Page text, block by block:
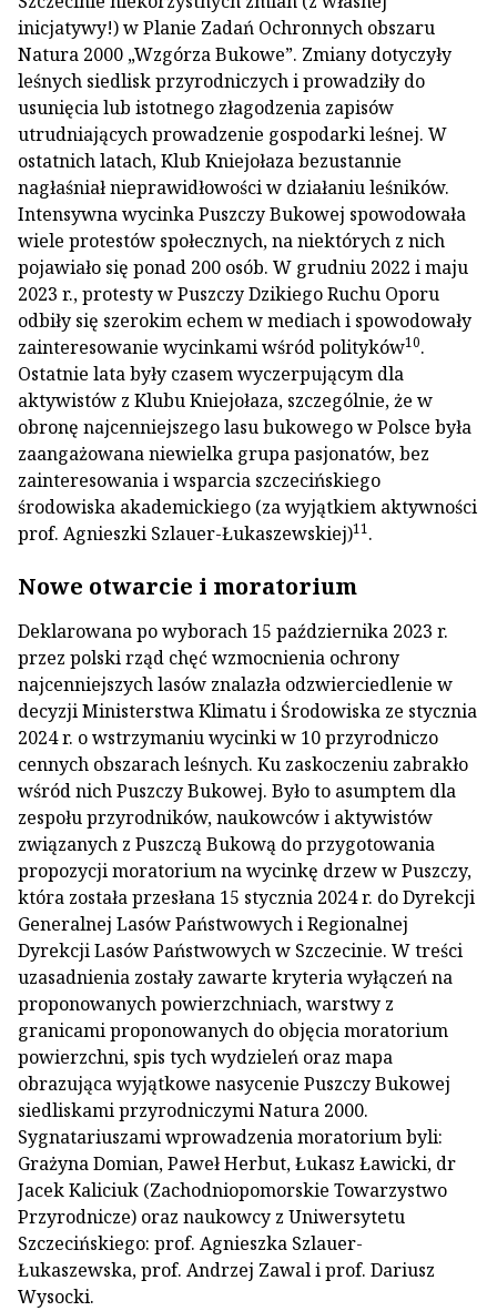
inicjatywy!) w Planie Zadań Ochronnych obszaru
Natura 2000 „Wzgórza Bukowe”. Zmiany dotyczyły
leśnych siedlisk przyrodniczych i prowadziły do
usunięcia lub istotnego złagodzenia zapisów
utrudniających prowadzenie gospodarki leśnej. W
ostatnich latach, Klub Kniejołaza bezustannie
nagłaśniał nieprawidłowości w działaniu leśników.
Intensywna wycinka Puszczy Bukowej spowodowała
wiele protestów społecznych, na niektórych z nich
pojawiało się ponad 200 osób. W grudniu 2022 i maju
2023 r., protesty w Puszczy Dzikiego Ruchu Oporu
odbiły się szerokim echem w mediach i spowodowały
zainteresowanie wycinkami wśród polityków10.
Ostatnie lata były czasem wyczerpującym dla
aktywistów z Klubu Kniejołaza, szczególnie, że w
obronę najcenniejszego lasu bukowego w Polsce była
zaangażowana niewielka grupa pasjonatów, bez
zainteresowania i wsparcia szczecińskiego
środowiska akademickiego (za wyjątkiem aktywności
prof. Agnieszki Szlauer-Łukaszewskiej)11.
Nowe otwarcie i moratorium
Deklarowana po wyborach 15 października 2023 r.
przez polski rząd chęć wzmocnienia ochrony
najcenniejszych lasów znalazła odzwierciedlenie w
decyzji Ministerstwa Klimatu i Środowiska ze stycznia
2024 r. o wstrzymaniu wycinki w 10 przyrodniczo
cennych obszarach leśnych. Ku zaskoczeniu zabrakło
wśród nich Puszczy Bukowej. Było to asumptem dla
zespołu przyrodników, naukowców i aktywistów
związanych z Puszczą Bukową do przygotowania
propozycji moratorium na wycinkę drzew w Puszczy,
która została przesłana 15 stycznia 2024 r. do Dyrekcji
Generalnej Lasów Państwowych i Regionalnej
Dyrekcji Lasów Państwowych w Szczecinie. W treści
uzasadnienia zostały zawarte kryteria wyłączeń na
proponowanych powierzchniach, warstwy z
granicami proponowanych do objęcia moratorium
powierzchni, spis tych wydzieleń oraz mapa
obrazująca wyjątkowe nasycenie Puszczy Bukowej
siedliskami przyrodniczymi Natura 2000.
Sygnatariuszami wprowadzenia moratorium byli:
Grażyna Domian, Paweł Herbut, Łukasz Ławicki, dr
Jacek Kaliciuk (Zachodniopomorskie Towarzystwo
Przyrodnicze) oraz naukowcy z Uniwersytetu
Szczecińskiego: prof. Agnieszka Szlauer-
Łukaszewska, prof. Andrzej Zawal i prof. Dariusz
Wysocki.